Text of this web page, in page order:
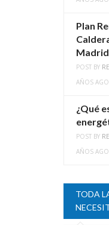
Plan
POST BY
AÑOS AGO
¿Qué
POST BY
AÑOS AGO
TODA